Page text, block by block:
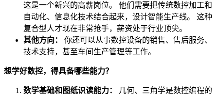
这是一个新兴的高薪岗位。 他们需要把传统数控加工和
自动化、信息化技术结合起来，设计智能生产线。 这种
复合型人才现在非常抢手，薪资处于行业顶尖。
其他方向：
你还可以从事数控设备的销售、售后服务、
技术支持，甚至车间生产管理等工作。
想学好数控，得具备哪些能力？
数学基础和图纸识读能力：
几何、三角学是数控编程的